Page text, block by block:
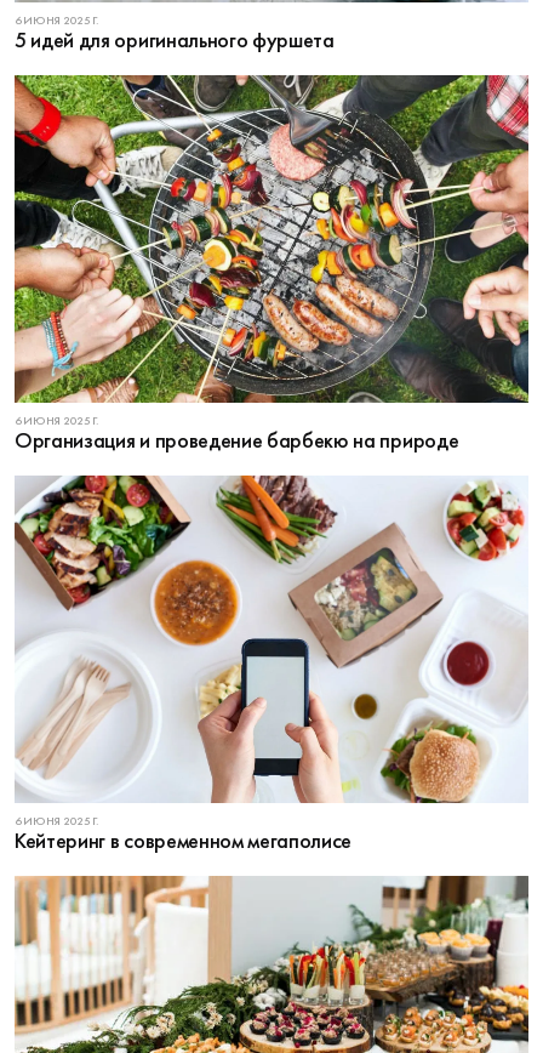
6 ИЮНЯ 2025 Г.
5 идей для оригинального фуршета
6 ИЮНЯ 2025 Г.
Организация и проведение барбекю на природе
6 ИЮНЯ 2025 Г.
Кейтеринг в современном мегаполисе